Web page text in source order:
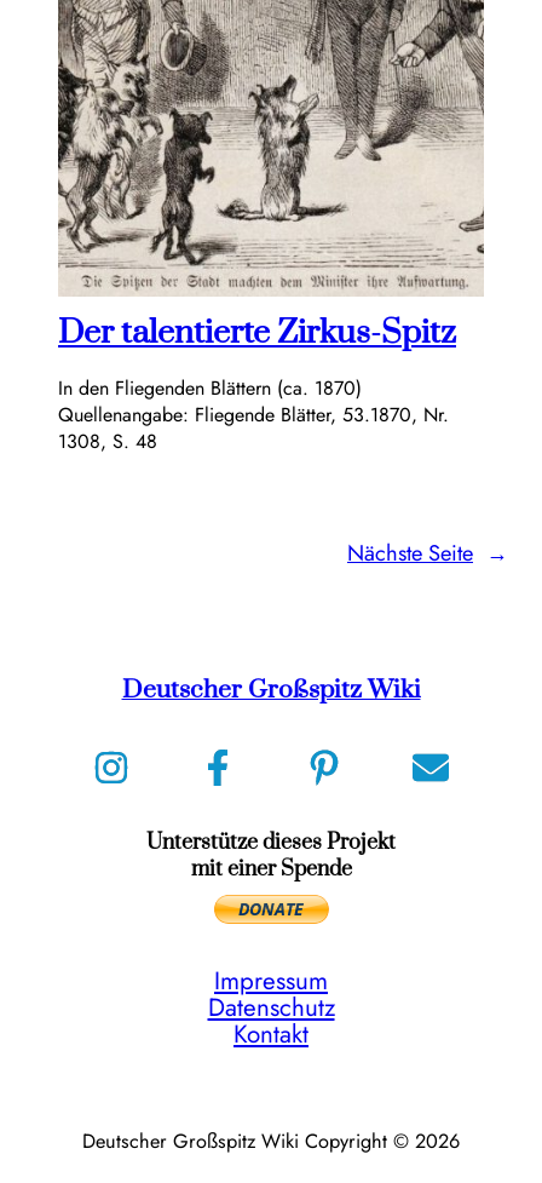
Der talentierte Zirkus-Spitz
In den Fliegenden Blättern (ca. 1870)
Quellenangabe: Fliegende Blätter, 53.1870, Nr.
1308, S. 48
Nächste Seite →
Deutscher Großspitz Wiki
Unterstütze dieses Projekt
mit einer Spende
Impressum
Datenschutz
Kontakt
Deutscher Großspitz Wiki Copyright © 2026